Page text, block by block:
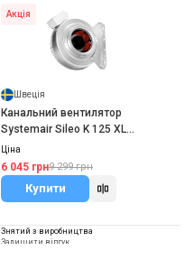
Акція
Швеція
Канальний вентилятор
Systemair Sileo K 125 XL
sileo
Ціна
6 045 грн9 299 грн
Купити
Знятий з виробництва
Залишити відгук